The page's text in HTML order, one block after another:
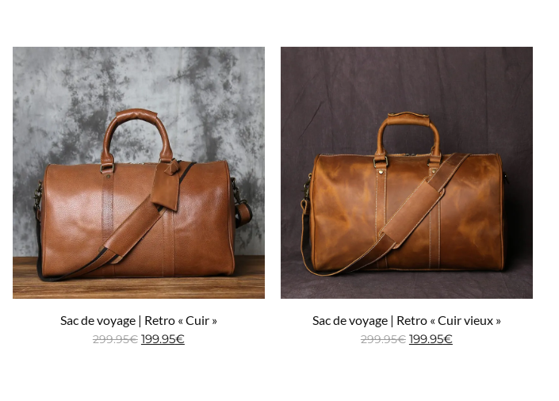
Sac de voyage | Retro « Cuir »
299.95€ 199.95€
Sac de voyage | Retro « Cuir vieux »
299.95€ 199.95€